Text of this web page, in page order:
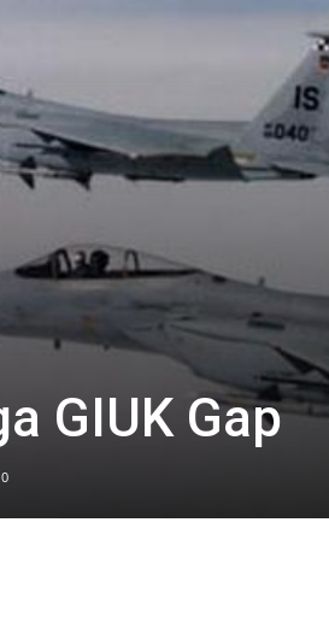
GIUK Gap
0